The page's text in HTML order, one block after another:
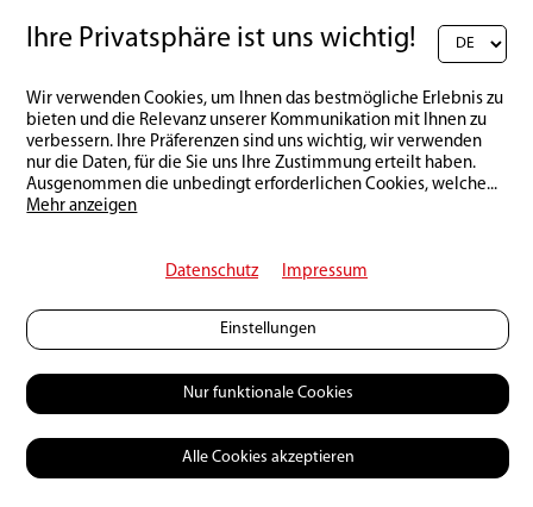
0 Kommentare
Keine Kommentare (Kommentare erscheinen erst
nach unserer Freigabe)
Schreibe einen Kommentar:
Ihre Privatsphäre ist uns wichtig!
Wir verwenden Cookies, um Ihnen das bestmögliche Erlebnis zu
bieten und die Relevanz unserer Kommunikation mit Ihnen zu
verbessern. Ihre Präferenzen sind uns wichtig, wir verwenden
nur die Daten, für die Sie uns Ihre Zustimmung erteilt haben.
Ausgenommen die unbedingt erforderlichen Cookies, welche...
Mehr anzeigen
Datenschutz Impressum
Einstellungen
Nur funktionale Cookies
Alle Cookies akzeptieren